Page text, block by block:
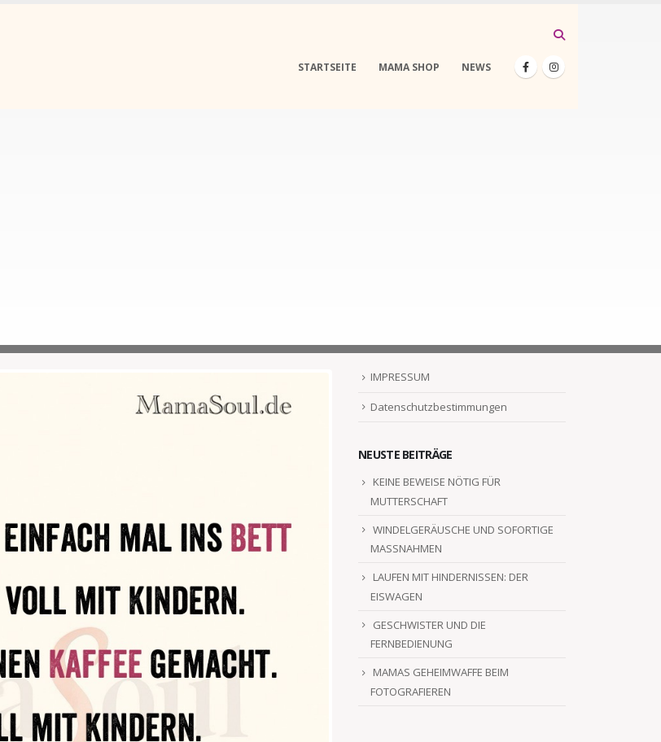
STARTSEITE MAMA SHOP NEWS
IMPRESSUM
Datenschutzbestimmungen
NEUSTE BEITRÄGE
KEINE BEWEISE NÖTIG FÜR
MUTTERSCHAFT
WINDELGERÄUSCHE UND SOFORTIGE
MASSNAHMEN
LAUFEN MIT HINDERNISSEN: DER
EISWAGEN
GESCHWISTER UND DIE
FERNBEDIENUNG
MAMAS GEHEIMWAFFE BEIM
FOTOGRAFIEREN